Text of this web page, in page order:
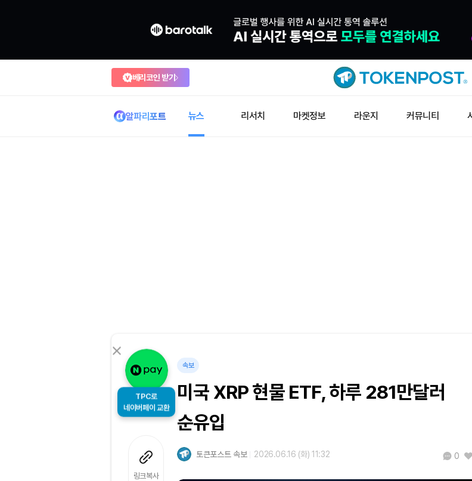
베리코인 받기
알파리포트 뉴스 리서치 마켓정보 라운지 커뮤니티
TPC로
네이버페이 교환
링크복사
속보
미국 XRP 현물 ETF, 하루 281만달러
순유입
토큰포스트 속보 2026.06.16 (화) 11:32 0